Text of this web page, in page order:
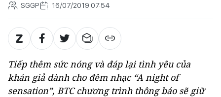
SGGP 16/07/2019 07:54
Tiếp thêm sức nóng và đáp lại tình yêu của
khán giả dành cho đêm nhạc “A night of
sensation”, BTC chương trình thông báo sẽ giữ